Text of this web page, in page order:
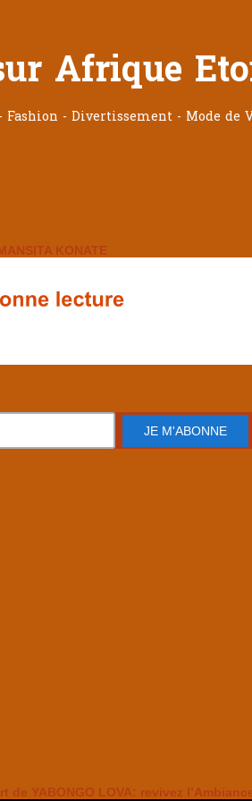
Afrique
- Divertissement - Mode de
KONATE
JE M'ABONNE
de YABONGO LOVA: revivez